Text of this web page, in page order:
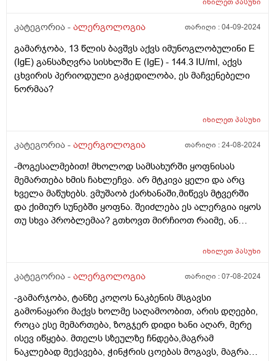
კატეგორია - ალერგოლოგია თარიღი :04-09-2024
გამარჯობა, 13 წლის ბავშვს აქვს იმუნოგლობულინი E
(IgE) განსაზღვრა სისხლში E (IgE) - 144.3 IU/ml, აქვს
ცხვირის პერიოდული გაჭედილობა, ეს მაჩვენებელი
ნორმაა?
იხილეთპასუხი
კატეგორია - ალერგოლოგია თარიღი :24-08-2024
-მოგესალმებით! მხოლოდ სამსახურში ყოფნისას
მემართება ხმის ჩახლეჩვა. არ მტკივა ყელი და არც
ხველა მაწუხებს. ვმუშაობ ქარხანაში,მიწევს მტვერში
და ქიმიურ სუნებში ყოფნა. შეიძლება ეს ალერგია იყოს
თუ სხვა პრობლემაა? გთხოვთ მირჩიოთ რაიმე, ან
იხილეთპასუხი
კატეგორია - ალერგოლოგია თარიღი :07-08-2024
-გამარჯობა, ტანზე კოღოს ნაკბენის მსგავსი
გამონაყარი მაქვს ხოლმე საღამოობით, არის დღეები,
როცა ესე მემართება, ზოგჯერ დიდი ხანი აღარ, მერე
ისევ იწყება. მთელს სზეულზე ჩნდება,მაგრამ
ნაკლებად მექავება, ჭინჭრის ცოებას მოგავს, მაგრამ